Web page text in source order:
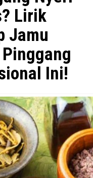
Lirik
Jamu
Ini!